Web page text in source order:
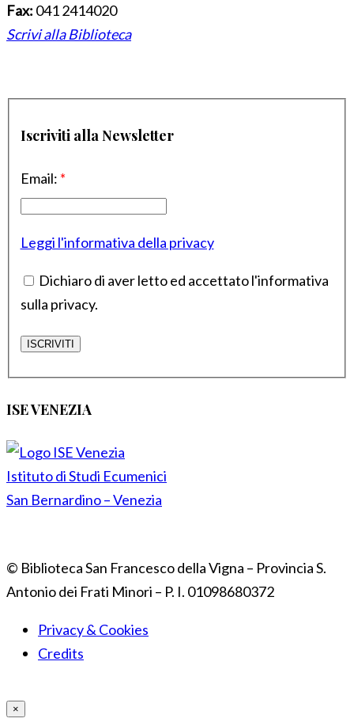
Fax: 041 2414020
Scrivi alla Biblioteca
Iscriviti alla Newsletter
Email: *
Leggi l'informativa della privacy
Dichiaro di aver letto ed accettato l'informativa
sulla privacy.
ISE VENEZIA
Istituto di Studi Ecumenici
San Bernardino – Venezia
© Biblioteca San Francesco della Vigna – Provincia S.
Antonio dei Frati Minori – P. I. 01098680372
Privacy & Cookies
Credits
×